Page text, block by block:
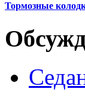
Тормозные